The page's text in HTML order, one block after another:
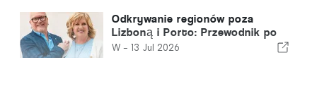
Odkrywanie regionów poza
Lizboną i Porto: Przewodnik po
północnej Portugalii i Srebrnym
W - 13 Jul 2026